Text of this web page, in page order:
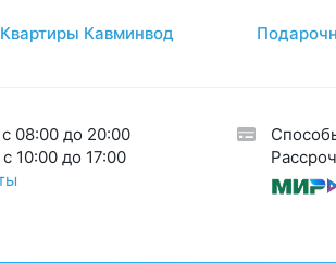
26
1
Квартиры Кавминвод
08:00 до 20:00
с 10:00 до 17:00